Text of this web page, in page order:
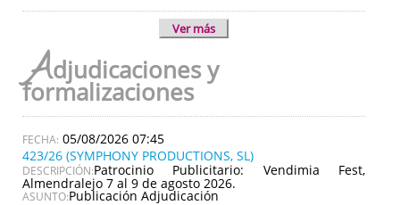
Ver más
Adjudicaciones y
formalizaciones
05/08/2026 07:45
423/26 (SYMPHONY PRODUCTIONS, SL)
DESCRIPCIÓN:Patrocinio Publicitario: Vendimia Fest,
Almendralejo 7 al 9 de agosto 2026.
ASUNTO:Publicación Adjudicación